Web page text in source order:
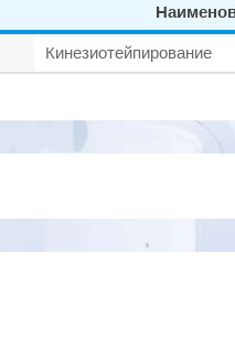
Кинезиотейпирование